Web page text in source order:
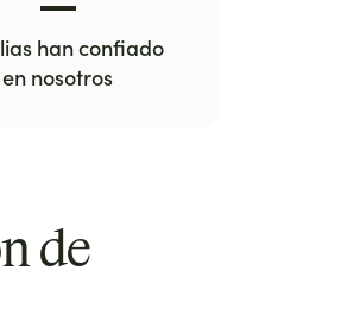
han confiado
en nosotros
de